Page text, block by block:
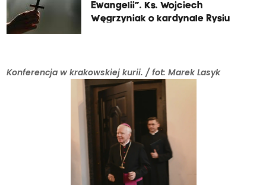
Ewangelii”. Ks. Wojciech
Węgrzyniak o kardynale Rysiu
Konferencja w krakowskiej kurii. / fot: Marek Lasyk